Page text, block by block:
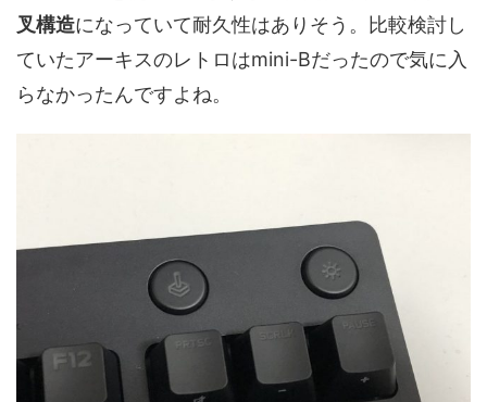
叉構造になっていて耐久性はありそう。比較検討し
ていたアーキスのレトロはmini-Bだったので気に入
らなかったんですよね。